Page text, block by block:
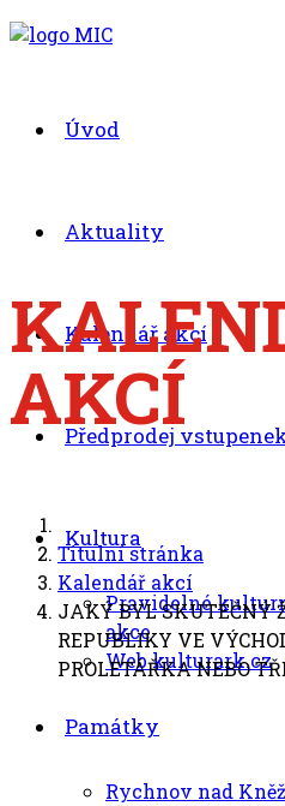
Úvod
Aktuality
Kalendář akcí
Předprodej
Kultura
Pravidelné
akce
Web kulturark.cz
Památky
Rychnov nad
AKCÍ
Titulní stránka
Kalendář akcí
JAKÝ BYL SKUTEČNÝ
REPUBLIKY VE
PROLETÁŘKA NEBO